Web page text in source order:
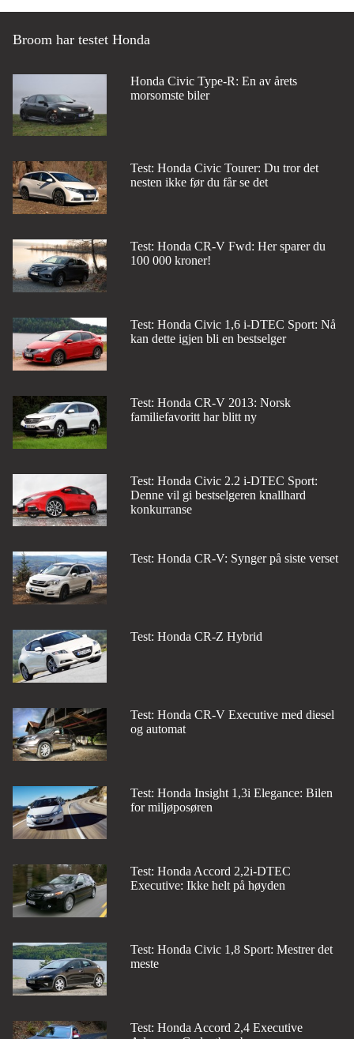
Broom har testet Honda
Honda Civic Type-R: En av årets
morsomste biler
Test: Honda Civic Tourer: Du tror det
nesten ikke før du får se det
Test: Honda CR-V Fwd: Her sparer du
100 000 kroner!
Test: Honda Civic 1,6 i-DTEC Sport: Nå
kan dette igjen bli en bestselger
Test: Honda CR-V 2013: Norsk
familiefavoritt har blitt ny
Test: Honda Civic 2.2 i-DTEC Sport:
Denne vil gi bestselgeren knallhard
konkurranse
Test: Honda CR-V: Synger på siste verset
Test: Honda CR-Z Hybrid
Test: Honda CR-V Executive med diesel
og automat
Test: Honda Insight 1,3i Elegance: Bilen
for miljøposøren
Test: Honda Accord 2,2i-DTEC
Executive: Ikke helt på høyden
Test: Honda Civic 1,8 Sport: Mestrer det
meste
Test: Honda Accord 2,4 Executive